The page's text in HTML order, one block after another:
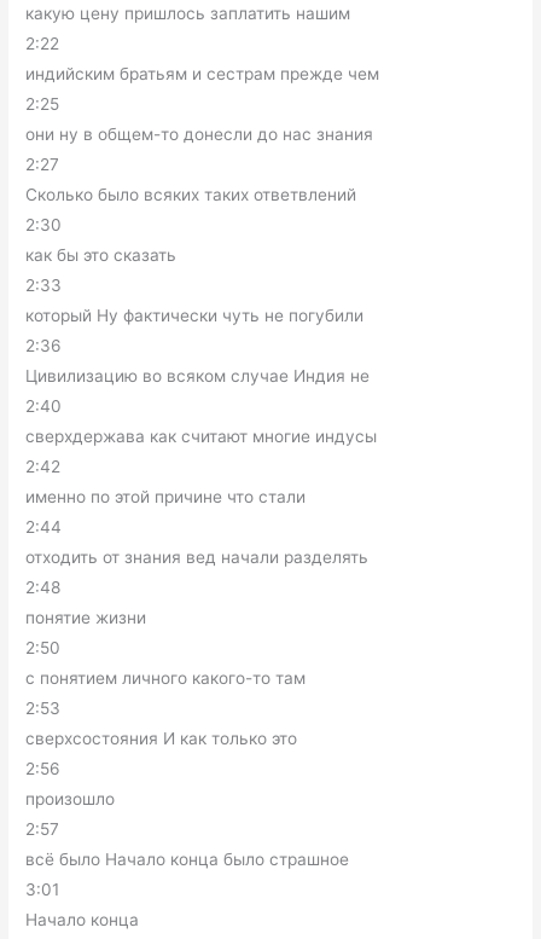
какую цену пришлось заплатить нашим
2:22
индийским братьям и сестрам прежде чем
2:25
они ну в общем-то донесли до нас знания
2:27
Сколько было всяких таких ответвлений
2:30
как бы это сказать
2:33
который Ну фактически чуть не погубили
2:36
Цивилизацию во всяком случае Индия не
2:40
сверхдержава как считают многие индусы
2:42
именно по этой причине что стали
2:44
отходить от знания вед начали разделять
2:48
понятие жизни
2:50
с понятием личного какого-то там
2:53
сверхсостояния И как только это
2:56
произошло
2:57
всё было Начало конца было страшное
3:01
Начало конца